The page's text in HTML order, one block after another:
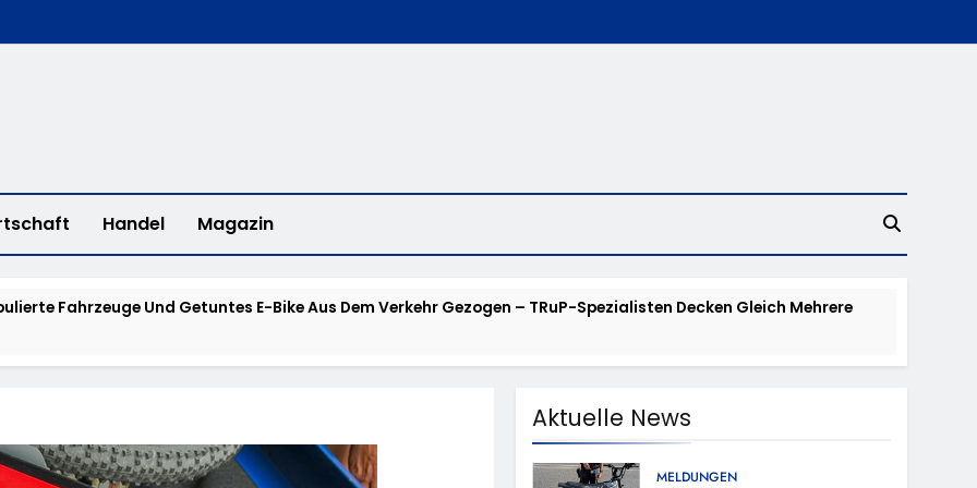
Handel Magazin
Fahrzeuge Und Getuntes E-Bike Aus Dem Verkehr Gezogen – TRuP-Spezialisten Decken Gleich Mehrere
Eder-Kreis: 74-Jähriger Claus-Peter H. Aus Felsberg Wird Vermisst
Aktuelle News
MELDUNGEN